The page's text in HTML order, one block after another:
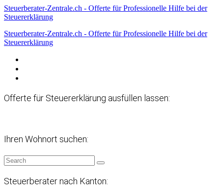
Steuerberater-Zentrale.ch - Offerte für Professionelle Hilfe bei der
Steuererklärung
Steuerberater-Zentrale.ch - Offerte für Professionelle Hilfe bei der
Steuererklärung
Offerte für Steuererklärung ausfüllen lassen:
Ihren Wohnort suchen:
Steuerberater nach Kanton: